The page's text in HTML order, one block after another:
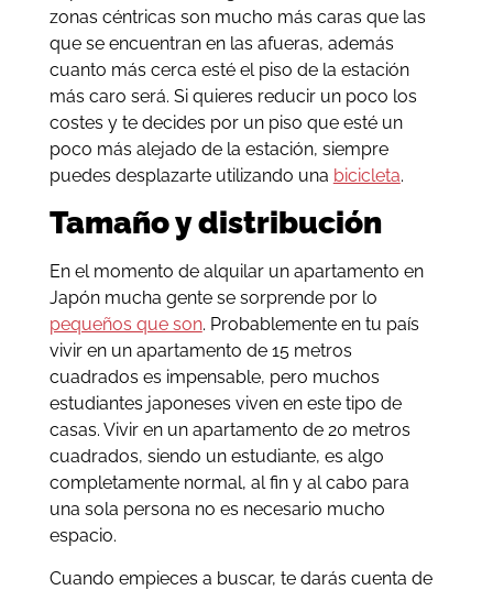
zonas céntricas son mucho más caras que las
que se encuentran en las afueras, además
cuanto más cerca esté el piso de la estación
más caro será. Si quieres reducir un poco los
costes y te decides por un piso que esté un
poco más alejado de la estación, siempre
puedes desplazarte utilizando una bicicleta.
Tamaño y distribución
En el momento de alquilar un apartamento en
Japón mucha gente se sorprende por lo
pequeños que son. Probablemente en tu país
vivir en un apartamento de 15 metros
cuadrados es impensable, pero muchos
estudiantes japoneses viven en este tipo de
casas. Vivir en un apartamento de 20 metros
cuadrados, siendo un estudiante, es algo
completamente normal, al fin y al cabo para
una sola persona no es necesario mucho
espacio.
Cuando empieces a buscar, te darás cuenta de